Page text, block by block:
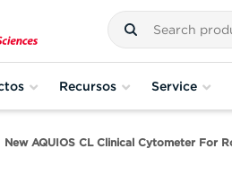
Recursos Service
New AQUIOS CL Clinical Cytometer For